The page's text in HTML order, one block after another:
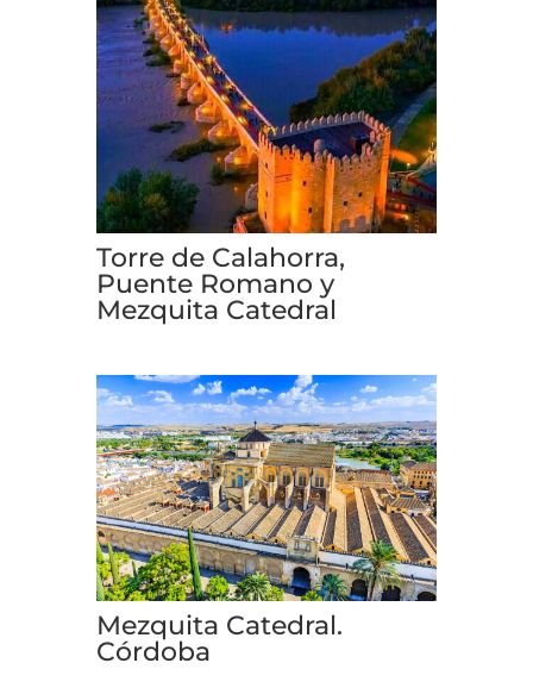
Torre de Calahorra,
Puente Romano y
Mezquita Catedral
Mezquita Catedral.
Córdoba